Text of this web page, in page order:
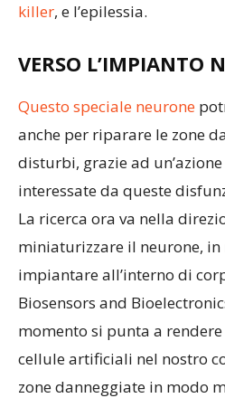
killer, e l’epilessia.
VERSO L’IMPIANTO
Questo speciale neurone
anche per riparare le zone
disturbi, grazie ad
interessate da queste
La ricerca ora va nella
miniaturizzare il neurone,
impiantare all’interno di
Biosensors and
momento si punta a
cellule artificiali nel nostro
zone danneggiate in modo